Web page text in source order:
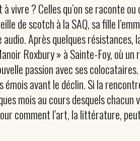
vivre ? Celles qu’on se raconte
de scotch à la SAQ, sa fille
Après quelques résistances,
Roxbury » à Sainte-Foy, où
passion avec ses
avant le déclin. Si la
mois au cours desquels
comment l’art, la littérature,